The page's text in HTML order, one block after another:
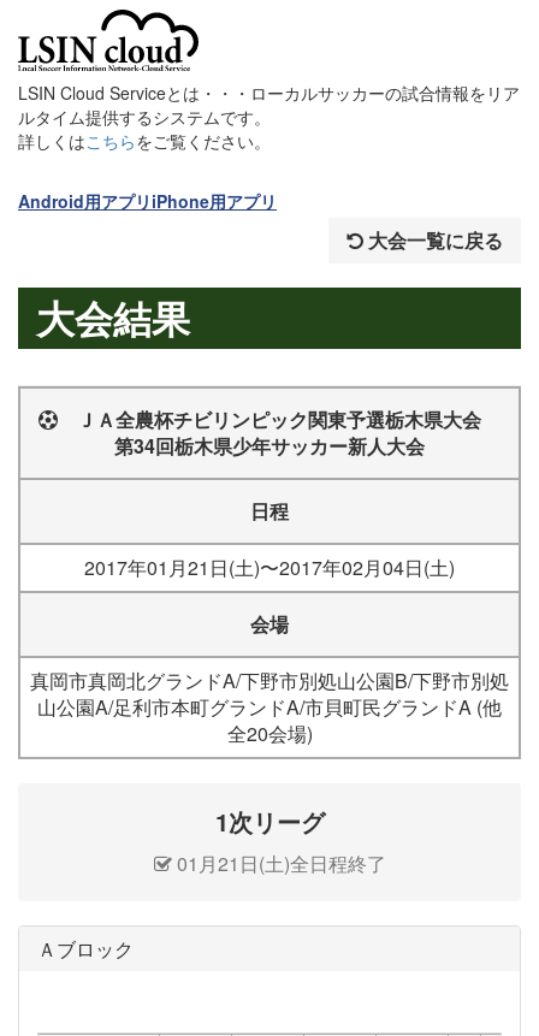
LSIN Cloud Serviceとは・・・ローカルサッカーの試合情報をリア
ルタイム提供するシステムです。
詳しくはこちらをご覧ください。
Android用アプリ iPhone用アプリ
大会一覧に戻る
大会結果
ＪＡ全農杯チビリンピック関東予選栃木県大会
第34回栃木県少年サッカー新人大会
日程
2017年01月21日(土)〜2017年02月04日(土)
会場
真岡市真岡北グランドA/下野市別処山公園B/下野市別処
山公園A/足利市本町グランドA/市貝町民グランドA (他
全20会場)
1次リーグ
01月21日(土)全日程終了
Ａブロック